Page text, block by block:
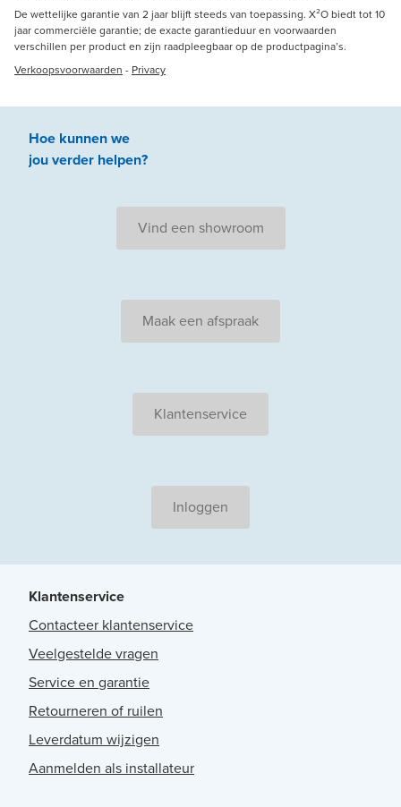
De wettelijke garantie van 2 jaar blijft steeds van toepassing. X²O biedt tot 10
jaar commerciële garantie; de exacte garantieduur en voorwaarden
verschillen per product en zijn raadpleegbaar op de productpagina’s.
Verkoopsvoorwaarden - Privacy
Hoe kunnen we
jouverder helpen?
Vind een showroom
Maak een afspraak
Klantenservice
Inloggen
Klantenservice
Contacteer klantenservice
Veelgestelde vragen
Service en garantie
Retourneren of ruilen
Leverdatum wijzigen
Aanmelden als installateur